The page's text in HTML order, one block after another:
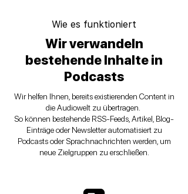
Wie es funktioniert
Wir verwandeln
bestehende Inhalte in
Podcasts
Wir helfen Ihnen, bereits existierenden Content in
die Audiowelt zu übertragen.
So können bestehende RSS-Feeds, Artikel, Blog-
Einträge oder Newsletter automatisiert zu
Podcasts oder Sprachnachrichten werden, um
neue Zielgruppen zu erschließen.